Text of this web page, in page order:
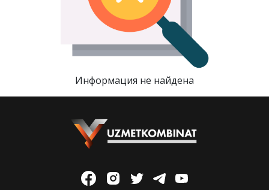
Информация не найдена